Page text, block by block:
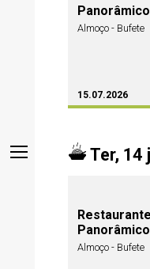
Panorâmico
Almoço - Bufete
15.07.2026
Ter, 14
Restaurante
Panorâmico
Almoço - Bufete